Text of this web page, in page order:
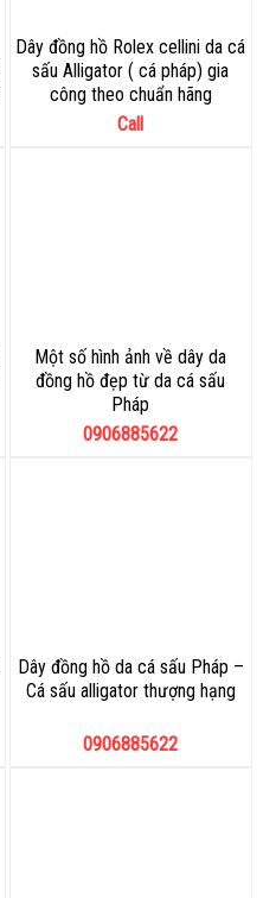
Dây đồng hồ Rolex cellini da cá
sấu Alligator ( cá pháp) gia
công theo chuẩn hãng
Call
Một số hình ảnh về dây da
đồng hồ đẹp từ da cá sấu
Pháp
0906885622
Dây đồng hồ da cá sấu Pháp –
Cá sấu alligator thượng hạng
0906885622